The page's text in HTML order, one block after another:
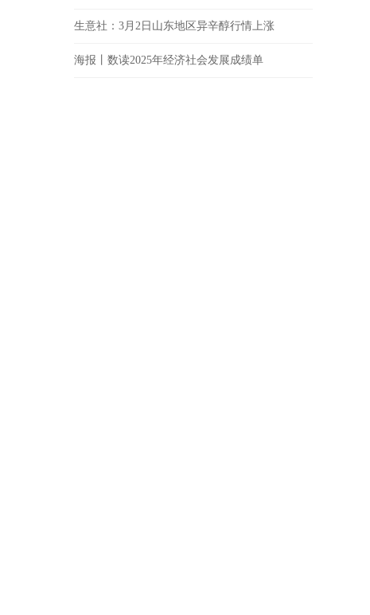
生意社：3月2日山东地区异辛醇行情上涨
海报丨数读2025年经济社会发展成绩单